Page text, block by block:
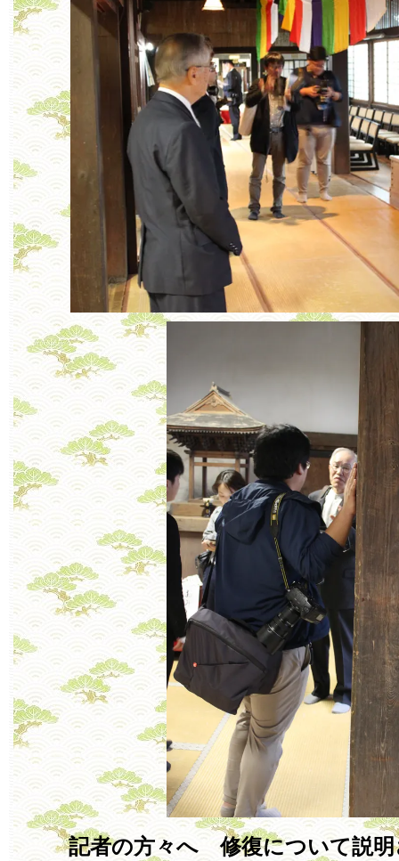
記者の方々へ 修復について説